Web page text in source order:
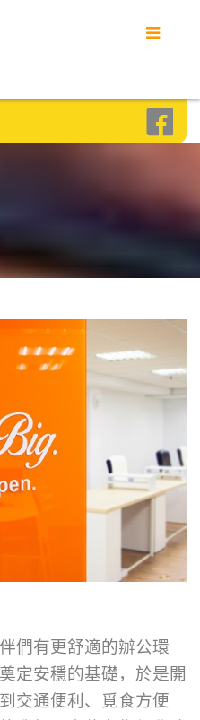
文 章
們有更舒適的辦公環
定安穩的基礎，於是開
交通便利、覓食方便